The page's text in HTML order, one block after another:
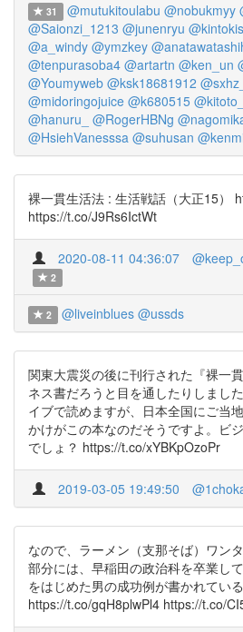
31 @mutukitoulabu @nobukmyy
@Saionzi_1213 @junenryu
@a_windy @ymzkey
@tenpurasoba4 @artartn @ken_un
@Youmyweb @ksk18681912
@midoringojuice @k680515
@hanuru_
@RogerHBNg
@HsiehVanesssa @suhusan
裸一貫生活法 : 生活戦話（大正15）
https://t.co/J9Rs6IctWt
2020-08-11 04:36:07
2
2 @liveinblues @ussds
関東大震災の後に刊行された『裸一
ネス書だろうと目を通したりしまし
イブで読めますが、日本全国にご当
かけがこの本なのだそうですよ。ビ
でしょ？ https://t.co/xYBKpOzoPr
2019-03-05 19:49:50
なので、ラーメン（支那そば）ワン
部分には、早稲田の政治科を卒業し
をはじめた男の成功例が書かれている
https://t.co/gqH8plwPl4 https://t.co/